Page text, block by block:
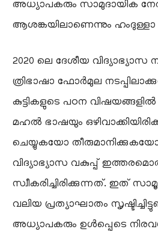
അധ്യാപകരും സാമുദായിക
ആശങ്കയിലാണെന്നും
2020 ലെ ദേശീയ വിദ്യാഭ്യാസ
ത്രിഭാഷാ ഫോർമുല
കുട്ടികളുടെ പഠന
മഹൽ ഭാഷയും
ചെയ്യുകയോ
വിദ്യാഭ്യാസ വകുപ്പ്
സ്വീകരിച്ചിരിക്കുന്നത്. ഇത്
വലിയ പ്രത്യാഘാതം
അധ്യാപകരും ഉൾപ്പെടെ